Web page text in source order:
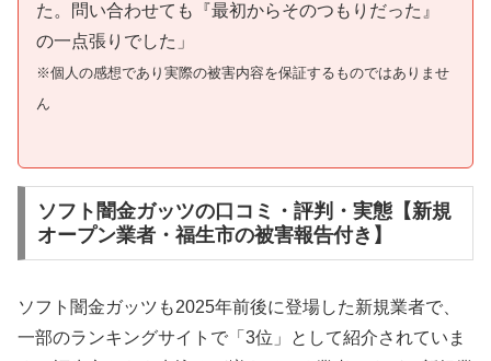
た。問い合わせても『最初からそのつもりだった』
の一点張りでした」
※個人の感想であり実際の被害内容を保証するものではありませ
ん
ソフト闇金ガッツの口コミ・評判・実態【新規
オープン業者・福生市の被害報告付き】
ソフト闇金ガッツも2025年前後に登場した新規業者で、
一部のランキングサイトで「3位」として紹介されていま